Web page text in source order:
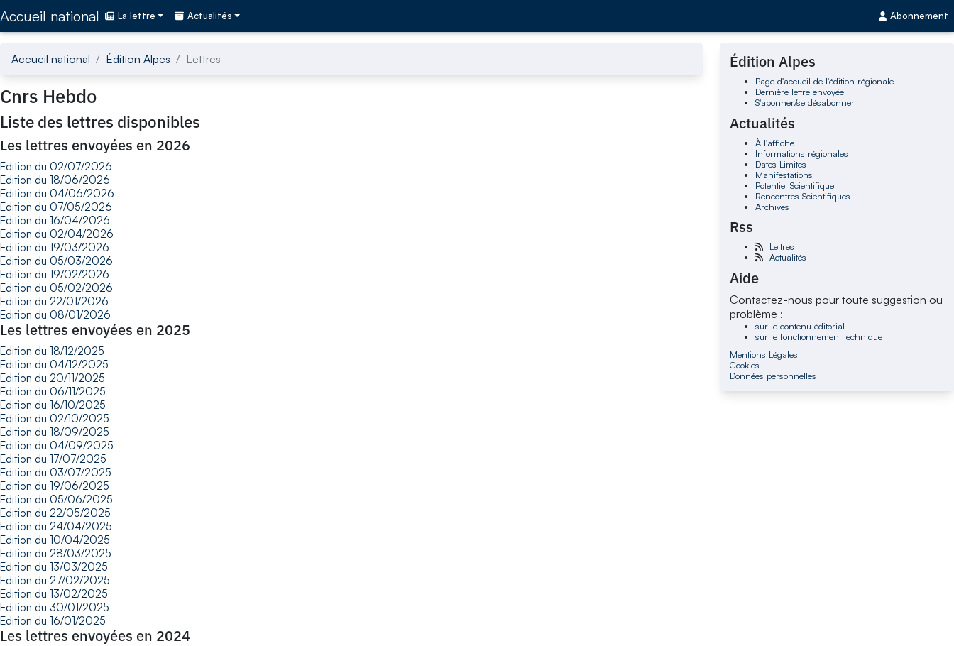
Accueil national La lettre Actualités Abonnement
Accueil national Édition Alpes Lettres
Cnrs Hebdo
Liste des lettres disponibles
Les lettres envoyées en 2026
Edition du 02/07/2026
Edition du 18/06/2026
Edition du 04/06/2026
Edition du 07/05/2026
Edition du 16/04/2026
Edition du 02/04/2026
Edition du 19/03/2026
Edition du 05/03/2026
Edition du 19/02/2026
Edition du 05/02/2026
Edition du 22/01/2026
Edition du 08/01/2026
Les lettres envoyées en 2025
Edition du 18/12/2025
Edition du 04/12/2025
Edition du 20/11/2025
Edition du 06/11/2025
Edition du 16/10/2025
Edition du 02/10/2025
Edition du 18/09/2025
Edition du 04/09/2025
Edition du 17/07/2025
Edition du 03/07/2025
Edition du 19/06/2025
Edition du 05/06/2025
Edition du 22/05/2025
Edition du 24/04/2025
Edition du 10/04/2025
Edition du 28/03/2025
Edition du 13/03/2025
Edition du 27/02/2025
Edition du 13/02/2025
Edition du 30/01/2025
Edition du 16/01/2025
Les lettres envoyées en 2024
Édition Alpes
Page d'accueil de l'édition régionale
Dernière lettre envoyée
S'abonner/se désabonner
Actualités
À l'affiche
Informations régionales
Dates Limites
Manifestations
Potentiel Scientifique
Rencontres Scientifiques
Archives
Rss
Lettres
Actualités
Aide
Contactez-nous pour toute suggestion ou
problème :
sur le contenu éditorial
sur le fonctionnement technique
Mentions Légales
Cookies
Données personnelles